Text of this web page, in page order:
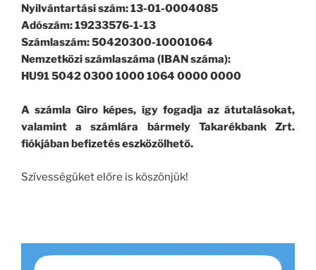
Nyilvántartási szám: 13-01-0004085
Adószám: 19233576-1-13
Számlaszám: 50420300-10001064
Nemzetközi számlaszáma (IBAN száma):
HU91 5042 0300 1000 1064 0000 0000
A számla Giro képes, így fogadja az átutalásokat,
valamint a számlára bármely Takarékbank Zrt.
fiókjában befizetés eszközölhető.
Szívességüket előre is köszönjük!